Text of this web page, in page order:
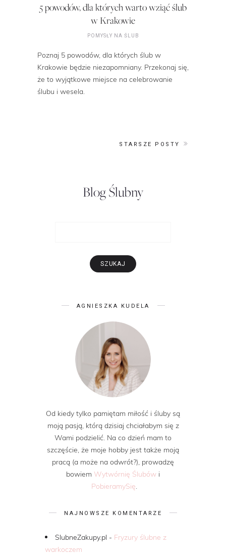
5 powodów, dla których warto wziąć ślub
w Krakowie
POMYSŁY NA ŚLUB
Poznaj 5 powodów, dla których ślub w
Krakowie będzie niezapomniany. Przekonaj się,
że to wyjątkowe miejsce na celebrowanie
ślubu i wesela.
STARSZE POSTY
Blog Ślubny
AGNIESZKA KUDELA
Od kiedy tylko pamiętam miłość i śluby są
moją pasją, którą dzisiaj chciałabym się z
Wami podzielić. Na co dzień mam to
szczęście, że moje hobby jest także moją
pracą (a może na odwrót?), prowadzę
bowiem Wytwórnię Ślubów i
PobieramySię
NAJNOWSZE KOMENTARZE
SlubneZakupy.pl - Fryzury ślubne z
warkoczem